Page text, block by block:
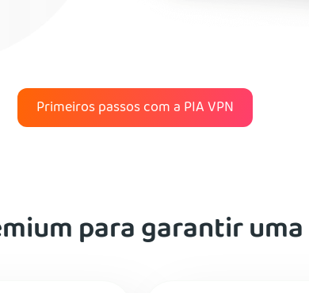
Primeiros passos com a PIA VPN
para garantir